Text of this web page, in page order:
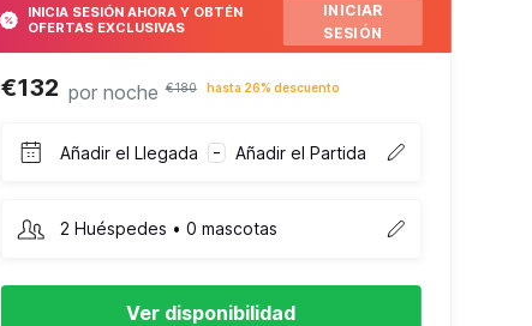
INICIA SESIÓN AHORA Y OBTÉN
OFERTAS EXCLUSIVAS
INICIAR
SESIÓN
€132 por noche €180 hasta 26% descuento
Añadir el Llegada – Añadir el Partida
2 Huéspedes • 0 mascotas
Ver disponibilidad